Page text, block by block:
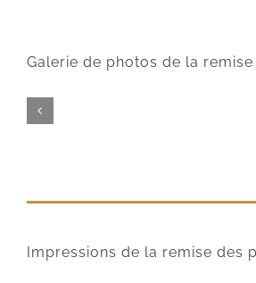
Galerie de photos de la
Impressions de la remise des